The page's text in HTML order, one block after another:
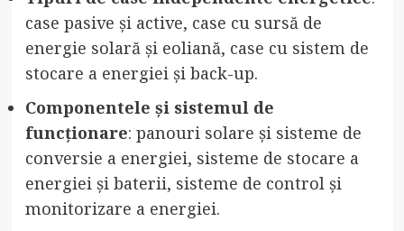
case pasive și active, case cu sursă de
energie solară și eoliană, case cu sistem de
stocare a energiei și back-up.
Componentele și sistemul de
funcționare: panouri solare și sisteme de
conversie a energiei, sisteme de stocare a
energiei și baterii, sisteme de control și
monitorizare a energiei.